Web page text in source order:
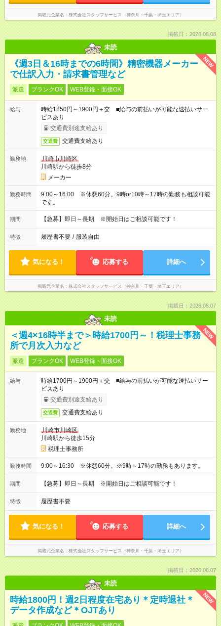
掲載元企業名 株式会社スタッフサービス（神奈川・千葉・埼玉エリア）
掲載日：2026.08.08
未読
NEW
《週3日＆16時までの6時間》精密機器メーカー
で仕訳入力・請求書管理など
派遣 ブランクOK WEB登録・面接OK
給与
時給1850円～1900円＋交 ■給与の前払いが可能な速払いサー
ビスあり
交通費別途支給あり
交通費 交通費支給あり
勤務地
川崎市川崎区
川崎駅から徒歩8分
メーカー
勤務時間
9:00～16:00 ※休憩60分。9時or10時～17時の勤務も相談可能
です。
期間 【急募】即日～長期 ※開始日はご相談可能です！
特徴 履歴書不要 / 服装自由
気になる！ 応募する 詳細へ
掲載元企業名 株式会社スタッフサービス（神奈川・千葉・埼玉エリア）
掲載日：2026.08.07
未読
NEW
＜週4×16時半まで＞時給1700円～！税理士事務
所で月次入力など
派遣 ブランクOK WEB登録・面接OK
給与
時給1700円～1900円＋交 ■給与の前払いが可能な速払いサー
ビスあり
交通費別途支給あり
交通費 交通費支給あり
勤務地
川崎市川崎区
川崎駅から徒歩15分
税理士事務所
勤務時間 9:00～16:30 ※休憩60分。※9時～17時の勤務もあります。
期間 【急募】即日～長期 ※開始日はご相談可能です！
特徴 履歴書不要
気になる！ 応募する 詳細へ
掲載元企業名 株式会社スタッフサービス（神奈川・千葉・埼玉エリア）
掲載日：2026.08.07
未読
NEW
時給1800円！週2日程度在宅あり＊定時退社＊
データ作成など＊OJTあり